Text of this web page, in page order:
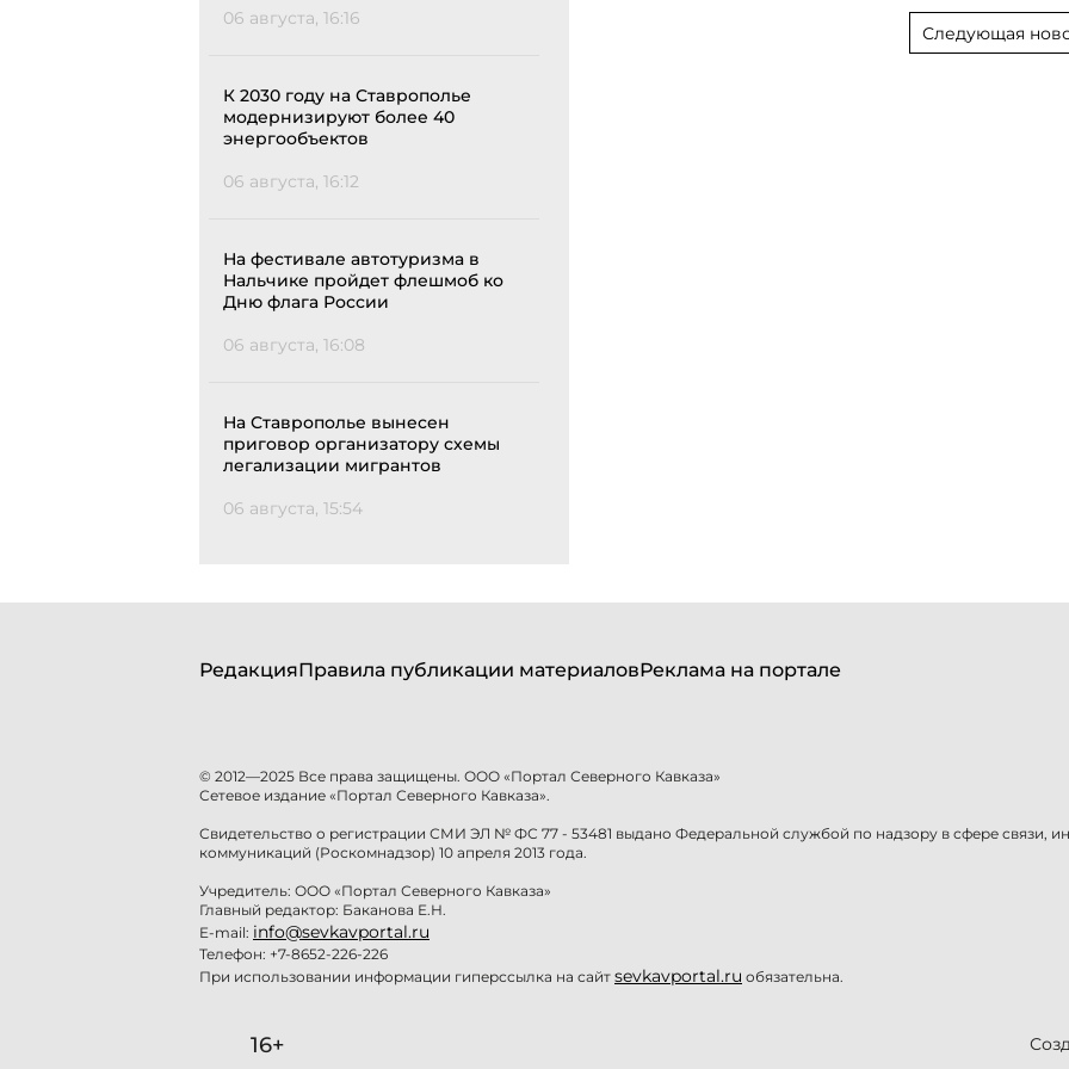
06 августа, 16:16
К 2030 году на Ставрополье
модернизируют более 40
энергообъектов
06 августа, 16:12
На фестивале автотуризма в
Нальчике пройдет флешмоб ко
Дню флага России
06 августа, 16:08
На Ставрополье вынесен
приговор организатору схемы
легализации мигрантов
06 августа, 15:54
Следующая
РедакцияПравила публикации материаловРеклама на портале
© 2012—2025 Все права защищены. ООО «Портал Северного Кавказа»
Сетевое издание «Портал Северного Кавказа».
Свидетельство о регистрации СМИ ЭЛ № ФС 77 - 53481 выдано Федеральной службой по надзору в сфере связи,
коммуникаций (Роскомнадзор) 10 апреля 2013 года.
Учредитель: ООО «Портал Северного Кавказа»
Главный редактор: Баканова Е.Н.
E-mail: info@sevkavportal.ru
Телефон: +7-8652-226-226
При использовании информации гиперссылка на сайт sevkavportal.ru обязательна.
16+